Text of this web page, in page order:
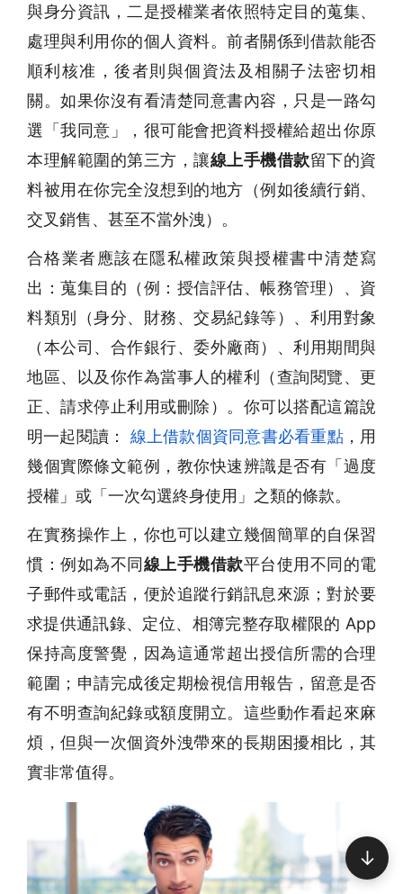
與身分資訊，二是授權業者依照特定目的蒐集、
處理與利用你的個人資料。前者關係到借款能否
順利核准，後者則與個資法及相關子法密切相
關。如果你沒有看清楚同意書內容，只是一路勾
選「我同意」，很可能會把資料授權給超出你原
本理解範圍的第三方，讓線上手機借款留下的資
料被用在你完全沒想到的地方（例如後續行銷、
交叉銷售、甚至不當外洩）。
合格業者應該在隱私權政策與授權書中清楚寫
出：蒐集目的（例：授信評估、帳務管理）、資
料類別（身分、財務、交易紀錄等）、利用對象
（本公司、合作銀行、委外廠商）、利用期間與
地區、以及你作為當事人的權利（查詢閱覽、更
正、請求停止利用或刪除）。你可以搭配這篇說
明一起閱讀：
線上借款個資同意書必看重點，用
幾個實際條文範例，教你快速辨識是否有「過度
授權」或「一次勾選終身使用」之類的條款。
在實務操作上，你也可以建立幾個簡單的自保習
慣：例如為不同線上手機借款平台使用不同的電
子郵件或電話，便於追蹤行銷訊息來源；對於要
求提供通訊錄、定位、相簿完整存取權限的 App
保持高度警覺，因為這通常超出授信所需的合理
範圍；申請完成後定期檢視信用報告，留意是否
有不明查詢紀錄或額度開立。這些動作看起來麻
煩，但與一次個資外洩帶來的長期困擾相比，其
實非常值得。
↓